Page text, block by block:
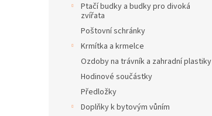
Ptačí budky a budky pro divoká
zvířata
Poštovní schránky
Krmítka a krmelce
Ozdoby na trávník a zahradní plastiky
Hodinové součástky
Předložky
Doplňky k bytovým vůním